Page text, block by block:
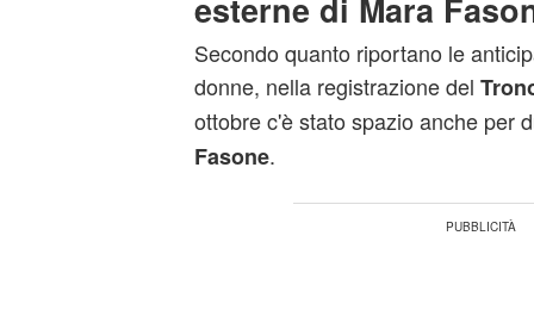
esterne di Mara
Secondo quanto riportano le
donne, nella registrazione del
ottobre c'è stato spazio anche per
Fasone.